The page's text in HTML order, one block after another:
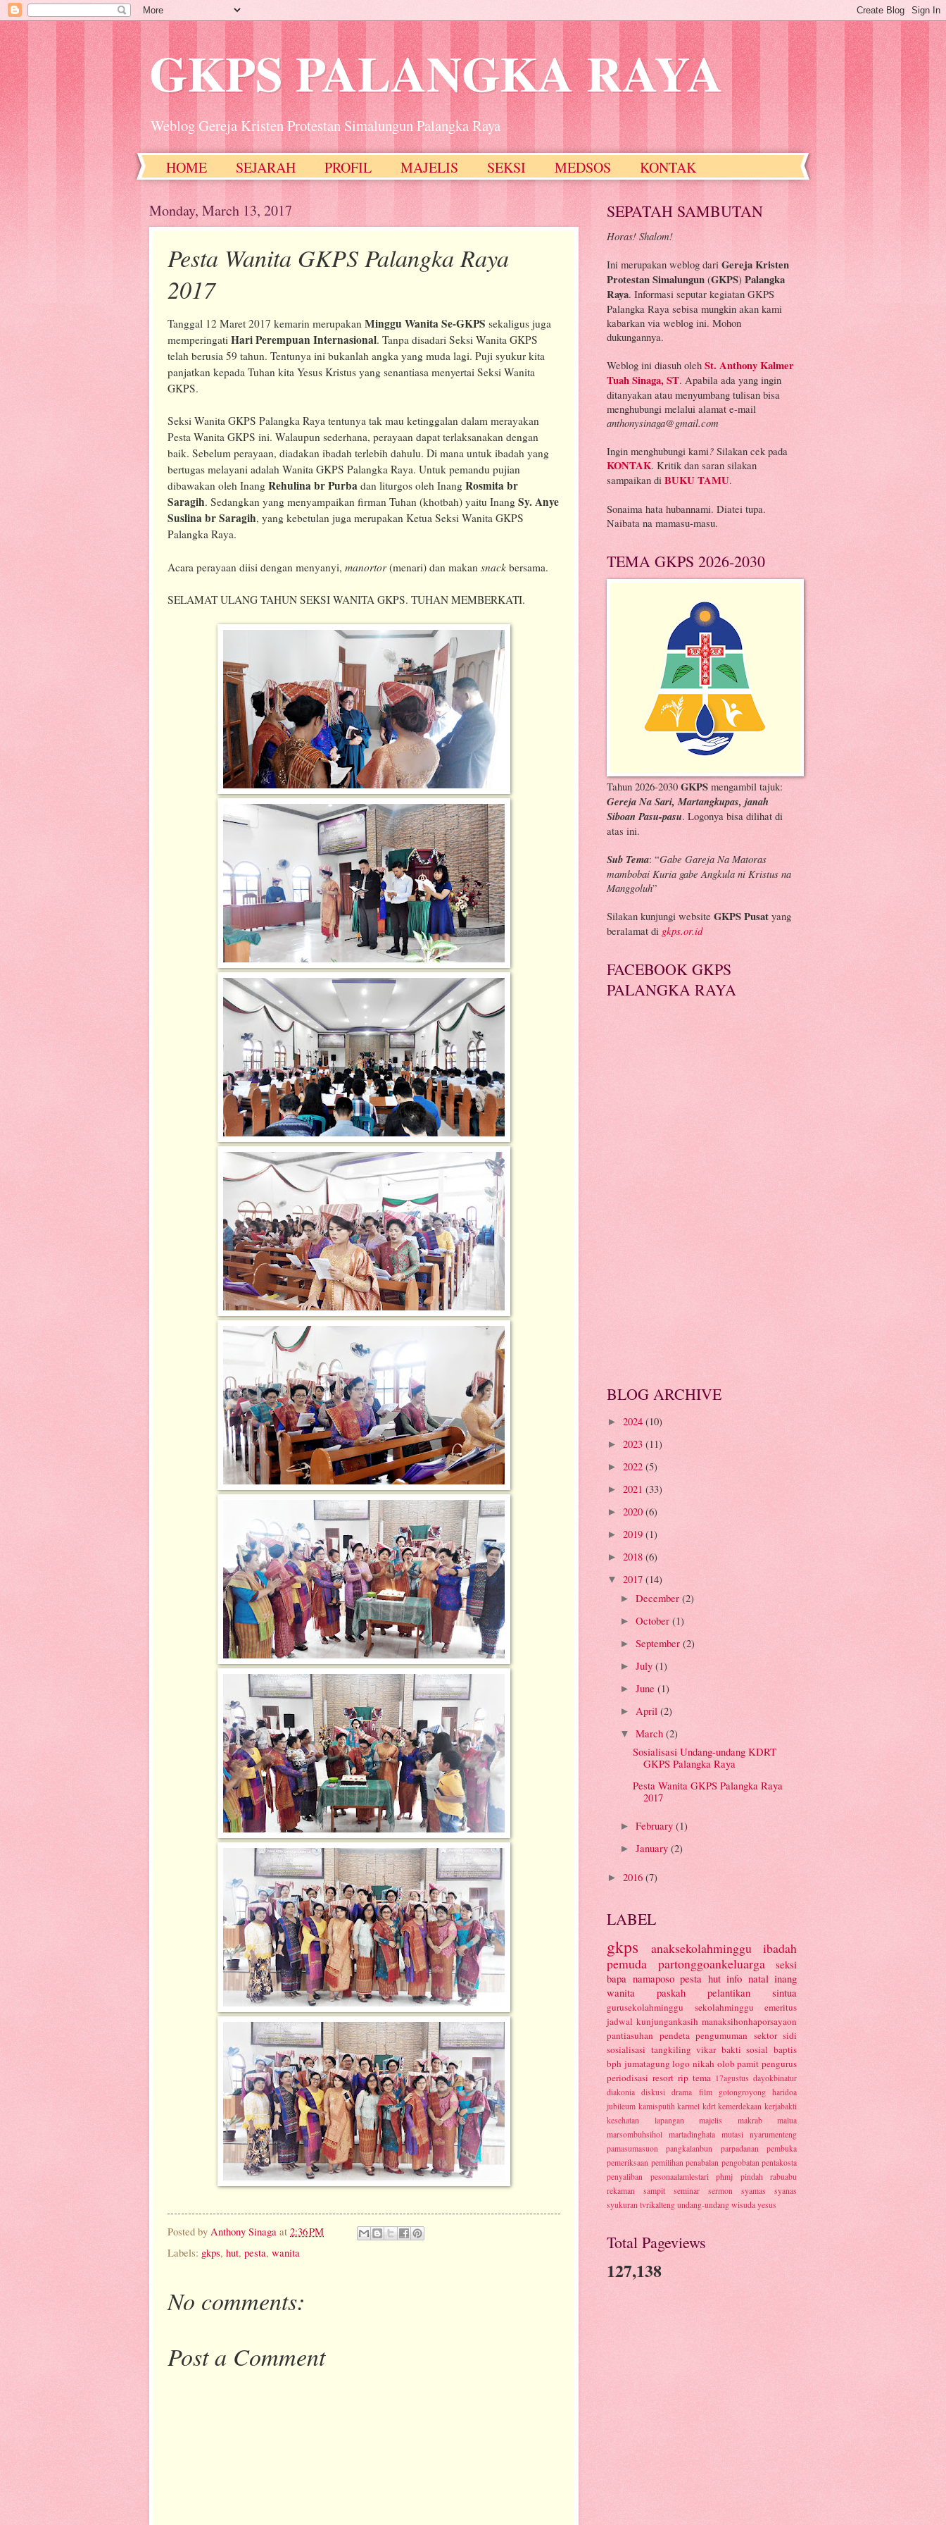
GKPS PALANGKA RAYA
Weblog Gereja Kristen Protestan Simalungun Palangka Raya
HOME SEJARAH PROFIL MAJELIS SEKSI MEDSOS KONTAK
Monday, March 13, 2017
Pesta Wanita GKPS Palangka Raya
2017
Tanggal 12 Maret 2017 kemarin merupakan Minggu Wanita Se-GKPS sekaligus juga
memperingati Hari Perempuan Internasional. Tanpa disadari Seksi Wanita GKPS
telah berusia 59 tahun. Tentunya ini bukanlah angka yang muda lagi. Puji syukur kita
panjatkan kepada Tuhan kita Yesus Kristus yang senantiasa menyertai Seksi Wanita
GKPS.
Seksi Wanita GKPS Palangka Raya tentunya tak mau ketinggalan dalam merayakan
Pesta Wanita GKPS ini. Walaupun sederhana, perayaan dapat terlaksanakan dengan
baik. Sebelum perayaan, diadakan ibadah terlebih dahulu. Di mana untuk ibadah yang
bertugas melayani adalah Wanita GKPS Palangka Raya. Untuk pemandu pujian
dibawakan oleh Inang Rehulina br Purba dan liturgos oleh Inang Rosmita br
Saragih. Sedangkan yang menyampaikan firman Tuhan (khotbah) yaitu Inang Sy. Anye
Suslina br Saragih, yang kebetulan juga merupakan Ketua Seksi Wanita GKPS
Palangka Raya.
Acara perayaan diisi dengan menyanyi, manortor(menari) dan makan snack bersama.
SELAMAT ULANG TAHUN SEKSI WANITA GKPS. TUHAN MEMBERKATI.
Posted by Anthony Sinaga at 2:36 PM
Labels: gkps, hut, pesta, wanita
No comments:
Post a Comment
SEPATAH SAMBUTAN
Horas! Shalom!
Ini merupakan weblog dari Gereja Kristen
Protestan Simalungun (GKPS) Palangka
Raya. Informasi seputar kegiatan GKPS
Palangka Raya sebisa mungkin akan kami
kabarkan via weblog ini. Mohon
dukungannya.
Weblog ini diasuh oleh St. Anthony Kalmer
Tuah Sinaga, ST. Apabila ada yang ingin
ditanyakan atau menyumbang tulisan bisa
menghubungi melalui alamat e-mail
anthonysinaga@gmail.com
Ingin menghubungi kami? Silakan cek pada
KONTAK. Kritik dan saran silakan
sampaikan di BUKU TAMU.
Sonaima hata hubannami. Diatei tupa.
Naibata na mamasu-masu.
TEMA GKPS 2026-2030
Tahun 2026-2030 GKPS mengambil tajuk:
Gereja Na Sari, Martangkupas, janah
Siboan Pasu-pasu. Logonya bisa dilihat di
atas ini.
Sub Tema: “Gabe Gareja Na Matoras
mambobai Kuria gabe Angkula ni Kristus na
Manggoluh”
Silakan kunjungi website GKPS Pusat yang
beralamat di gkps.or.id
FACEBOOK GKPS
PALANGKA RAYA
BLOG ARCHIVE
► 2024 (10)
► 2023 (11)
► 2022 (5)
► 2021 (33)
► 2020 (6)
► 2019 (1)
► 2018 (6)
▼ 2017 (14)
► December (2)
► October (1)
► September (2)
► July (1)
► June (1)
► April (2)
▼ March (2)
Sosialisasi Undang-undang KDRT
GKPS Palangka Raya
Pesta Wanita GKPS Palangka Raya
2017
► February (1)
► January (2)
► 2016 (7)
LABEL
gkps anaksekolahminggu
ibadah
pemuda
partonggoankeluarga
seksi
bapa namaposo pesta hut info natal inang
wanita
paskah pelantikan sintua
gurusekolahminggu sekolahminggu
emeritus
jadwal kunjungankasih manaksihonhaporsayaon
pantiasuhan pendeta pengumuman sektor sidi
sosialisasi tangkiling vikar bakti sosial baptis
bph jumatagung logo nikah olob pamit pengurus
periodisasi resort rip tema 17agustus dayokbinatur
diakonia
diskusi drama film gotongroyong
haridoa
jubileum kamisputih karmel kdrt kemerdekaan kerjabakti
kesehatan
lapangan majelis makrab
malua
marsombuhsihol martadinghata mutasi nyarumenteng
pamasumasuon
pangkalanbun parpadanan
pembuka
pemeriksaan pemilihan penabalan pengobatan pentakosta
penyaliban
pesonaalamlestari phmj pindah
rabuabu
rekaman
sampit seminar sermon syamas
syanas
syukuran tvrikalteng undang-undang wisuda yesus
Total Pageviews
127,138